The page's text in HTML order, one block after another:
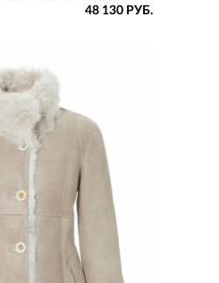
48 130 РУБ.